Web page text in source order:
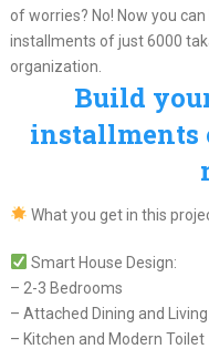
of worries? No! Now you
installments of just 6000
organization.
Build
installments
What you get in this
Smart House Design:
– 2-3 Bedrooms
– Attached Dining and
– Kitchen and Modern Toilet